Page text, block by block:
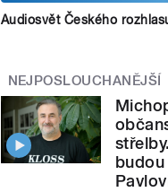
Audiosvět Českého
NEJPOSLOUCHANĚJŠÍ